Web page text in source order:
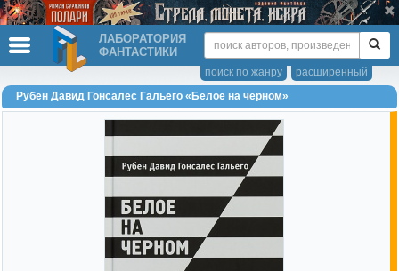
ЛАБОРАТОРИЯ
ФАНТАСТИКИ
расширенный
поиск по жанру
Рубен Давид Гонсалес Гальего «Белое на черном»